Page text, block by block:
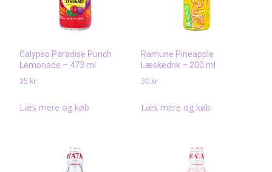
Calypso Paradise Punch
Lemonade – 473 ml
35 kr
Læs mere og køb
Ramune Pineapple
Læskedrik – 200 ml
30 kr
Læs mere og køb